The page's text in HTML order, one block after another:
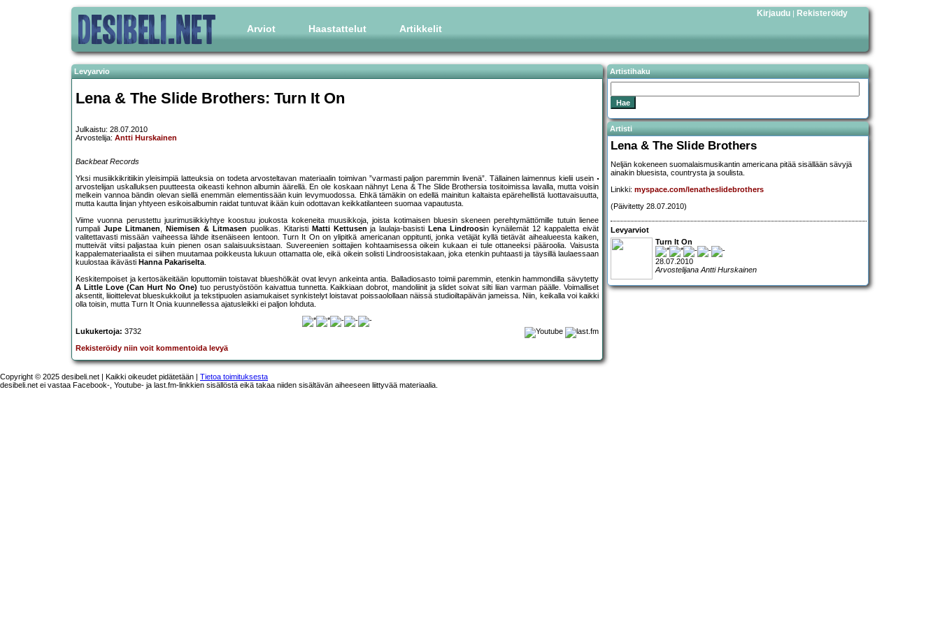
Arviot Haastattelut Artikkelit
Kirjaudu | Rekisteröidy
Levyarvio
Lena & The Slide Brothers: Turn It On
Julkaistu: 28.07.2010
Arvostelija: Antti Hurskainen
Backbeat Records
Yksi musiikkikritiikin yleisimpiä latteuksia on todeta arvosteltavan materiaalin toimivan ”varmasti paljon paremmin livenä”. Tällainen laimennus kielii usein
arvostelijan uskalluksen puutteesta oikeasti kehnon albumin äärellä. En ole koskaan nähnyt Lena & The Slide Brothersia tositoimissa lavalla, mutta voisin
melkein vannoa bändin olevan siellä enemmän elementissään kuin levymuodossa. Ehkä tämäkin on edellä mainitun kaltaista epärehellistä luottavaisuutta,
mutta kautta linjan yhtyeen esikoisalbumin raidat tuntuvat ikään kuin odottavan keikkatilanteen suomaa vapautusta.
Viime vuonna perustettu juurimusiikkiyhtye koostuu joukosta kokeneita muusikkoja, joista kotimaisen bluesin skeneen perehtymättömille tutuin lienee
rumpali Jupe Litmanen, Niemisen & Litmasen puolikas. Kitaristi Matti Kettusen ja laulaja-basisti Lena Lindroosin kynäilemät 12 kappaletta eivät
valitettavasti missään vaiheessa lähde itsenäiseen lentoon. Turn It On on ylipitkä americanan oppitunti, jonka vetäjät kyllä tietävät aihealueesta kaiken,
mutteivät viitsi paljastaa kuin pienen osan salaisuuksistaan. Suvereenien soittajien kohtaamisessa oikein kukaan ei tule ottaneeksi pääroolia. Vaisusta
kappalemateriaalista ei siihen muutamaa poikkeusta lukuun ottamatta ole, eikä oikein solisti Lindroosistakaan, joka etenkin puhtaasti ja täysillä laulaessaan
kuulostaa ikävästi Hanna Pakariselta.
Keskitempoiset ja kertosäkeitään loputtomiin toistavat blueshölkät ovat levyn ankeinta antia. Balladiosasto toimii paremmin, etenkin hammondilla sävytetty
A Little Love (Can Hurt No One) tuo perustyöstöön kaivattua tunnetta. Kaikkiaan dobrot, mandoliinit ja slidet soivat silti liian varman päälle. Voimalliset
aksentit, liioittelevat blueskukkoilut ja tekstipuolen asiamukaiset synkistelyt loistavat poissaolollaan näissä studioiltapäivän jameissa. Niin, keikalla voi kaikki
olla toisin, mutta Turn It Onia kuunnellessa ajatusleikki ei paljon lohduta.
Lukukertoja: 3732
Rekisteröidy niin voit kommentoida levyä
Artistihaku
Artisti
Lena & The Slide Brothers
Neljän kokeneen suomalaismusikantin americana pitää sisällään sävyjä
ainakin bluesista, countrysta ja soulista.
Linkki: myspace.com/lenatheslidebrothers
(Päivitetty 28.07.2010)
Levyarviot
Turn It On
28.07.2010
Arvostelijana Antti Hurskainen
Copyright © 2025 desibeli.net | Kaikki oikeudet pidätetään | Tietoa toimituksesta
desibeli.net ei vastaa Facebook-, Youtube- ja last.fm-linkkien sisällöstä eikä takaa niiden sisältävän aiheeseen liittyvää materiaalia.